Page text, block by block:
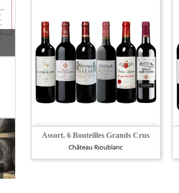
Assort. 6 Bouteilles Grands Crus
Château Rioublanc